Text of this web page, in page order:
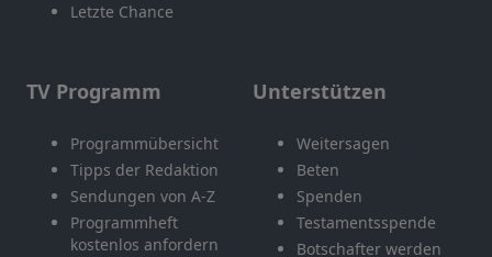
Letzte Chance
TV Programm
Programmübersicht
Tipps der Redaktion
Sendungen von A-Z
Programmheft
kostenlos anfordern
Unterstützen
Weitersagen
Beten
Spenden
Testamentsspende
Botschafter werden